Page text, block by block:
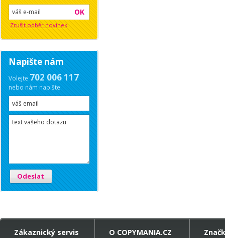
OK
Zrušit odběr novinek
Napište nám
Volejte702 006 117
nebo nám napište.
Odeslat
Zákaznický servis O COPYMANIA.CZ